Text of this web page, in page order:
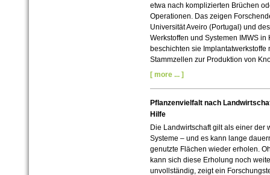
etwa nach komplizierten Brüchen
Operationen. Das zeigen
Universität Aveiro (Portugal) und
Werkstoffen und Systemen IMWS
beschichten sie
Stammzellen zur Produktion von
[ more ... ]
Pflanzenvielfalt nach
Hilfe
Die Landwirtschaft gilt als einer der
Systeme – und es kann lange
genutzte Flächen wieder erholen.
kann sich diese Erholung noch
unvollständig, zeigt ein